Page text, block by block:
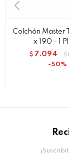
Colchón Master
x 190 - 1
$ 7.094 $
50